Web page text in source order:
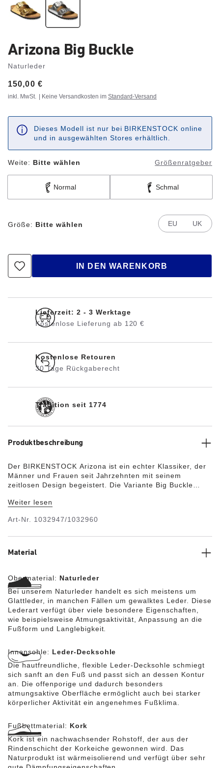
Arizona Big Buckle
Naturleder
Price:
150,00 €
inkl. MwSt. | Keine Versandkosten im Standard-Versand
Dieses Modell ist nur bei BIRKENSTOCK online
und in ausgewählten Stores erhältlich.
Weite: Bitte wählen Größenratgeber
Normal Schmal
Größe: Bitte wählen EU UK
IN DEN WARENKORB
Lieferzeit: 2 - 3 Werktage
Kostenlose Lieferung ab 120 €
Kostenlose Retouren
30 Tage Rückgaberecht
Tradition seit 1774
Produktbeschreibung
Der BIRKENSTOCK Arizona ist ein echter Klassiker, der
Männer und Frauen seit Jahrzehnten mit seinem
zeitlosen Design begeistert. Die Variante Big Buckle
ein toller, markanter Blickfang auf der ansonsten schlicht
extravaganten Metallic-Look neu interpretiert. Die
Blickfang. Das Obermaterial besteht aus hochwertigem,
Weiter lesen
Art-Nr. 1032947/1032960
Material
Obermaterial: Naturleder
Bei unserem Naturleder handelt es sich meistens um
Glattleder, in manchen Fällen um gewalktes Leder. Diese
Lederart verfügt über viele besondere Eigenschaften,
wie beispielsweise Atmungsaktivität, Anpassung an die
Fußform und Langlebigkeit.
Innensohle: Leder-Decksohle
Die hautfreundliche, flexible Leder-Decksohle schmiegt
sich sanft an den Fuß und passt sich an dessen Kontur
an. Die offenporige und dadurch besonders
atmungsaktive Oberfläche ermöglicht auch bei starker
körperlicher Aktivität ein angenehmes Fußklima.
Fußbettmaterial: Kork
Kork ist ein nachwachsender Rohstoff, der aus der
Rindenschicht der Korkeiche gewonnen wird. Das
Naturprodukt ist wärmeisolierend und verfügt über sehr